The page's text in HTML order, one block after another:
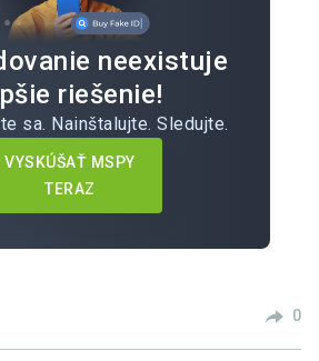
neexistuje
riešenie!
sa. Nainštalujte. Sledujte.
VYSKÚŠAŤ MSPY
TERAZ
0